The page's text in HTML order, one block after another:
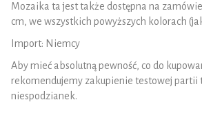
Mozaika ta jest także dostępna na
cm, we wszystkich powyższych kolorach
Import: Niemcy
Aby mieć absolutną pewność, co do
rekomendujemy zakupienie testowej partii
niespodzianek.